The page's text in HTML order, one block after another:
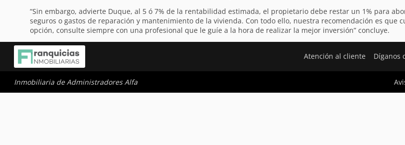
“Sin embargo, advierte Duque, al 5 ó 7% de la rentabilidad estimada, el propietario debe restar un 1% para
seguros o gastos de reparación y mantenimiento de la vivienda. Con todo ello, nuestra recomendación es que
opción, consulte siempre con una profesional que le guíe a la hora de realizar la mejor inversión” concluye.
Atención al cliente Díganos
Inmobiliaria de Administradores Alfa